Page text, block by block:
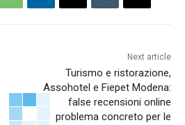
Next article
Turismo e ristorazione,
Assohotel e Fiepet Modena:
false recensioni online
problema concreto per le